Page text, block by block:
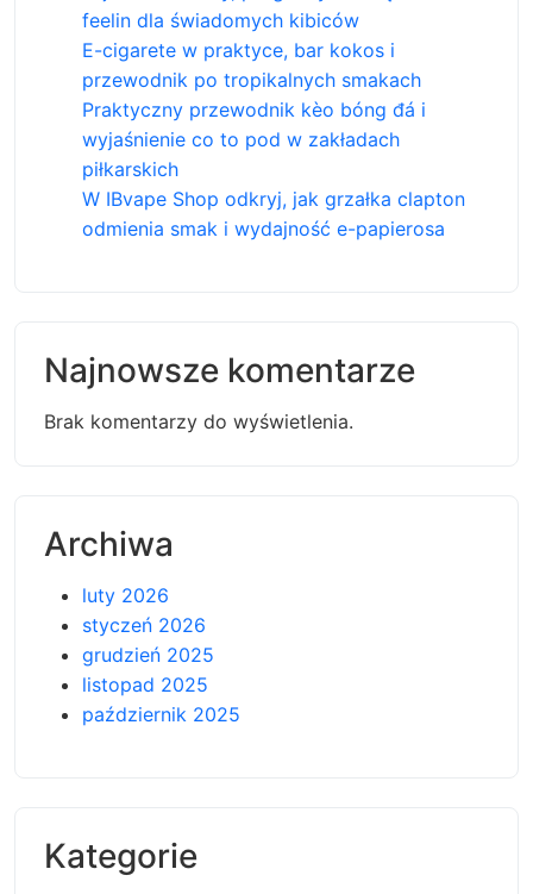
feelin dla świadomych kibiców
E-cigarete w praktyce, bar kokos i
przewodnik po tropikalnych smakach
Praktyczny przewodnik kèo bóng đá i
wyjaśnienie co to pod w zakładach
piłkarskich
W IBvape Shop odkryj, jak grzałka clapton
odmienia smak i wydajność e-papierosa
Najnowsze komentarze
Brak komentarzy do wyświetlenia.
Archiwa
luty 2026
styczeń 2026
grudzień 2025
listopad 2025
październik 2025
Kategorie